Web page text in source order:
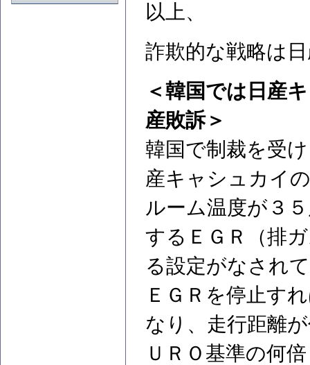
以上、
詐欺的な戦略は
＜韓国では日産
産敗訴＞
韓国で制裁を受
産キャシュカイ
ルーム温度が３
するＥＧＲ（排
る設定がなされ
ＥＧＲを停止す
なり、走行距離
ＵＲＯ基準の何